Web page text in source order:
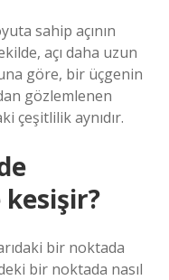
sahip açının
açı daha uzun
göre, bir üçgenin
gözlemlenen
çeşitlilik aynıdır.
bir noktada
bir noktada nasıl